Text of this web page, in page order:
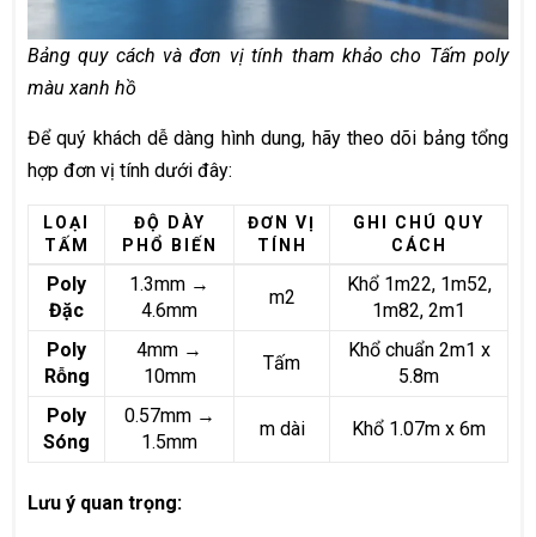
Bảng quy cách và đơn vị tính tham khảo cho Tấm poly
màu xanh hồ
Để quý khách dễ dàng hình dung, hãy theo dõi bảng tổng
hợp đơn vị tính dưới đây:
LOẠI
TẤM
ĐỘ DÀY
PHỔ BIẾN
ĐƠN VỊ
TÍNH
GHI CHÚ QUY
CÁCH
Poly
Đặc
1.3mm →
4.6mm
m2
Khổ 1m22, 1m52,
1m82, 2m1
Poly
Rỗng
4mm →
10mm
Tấm
Khổ chuẩn 2m1 x
5.8m
Poly
Sóng
0.57mm →
1.5mm
m dài Khổ 1.07m x 6m
Lưu ý quan trọng: